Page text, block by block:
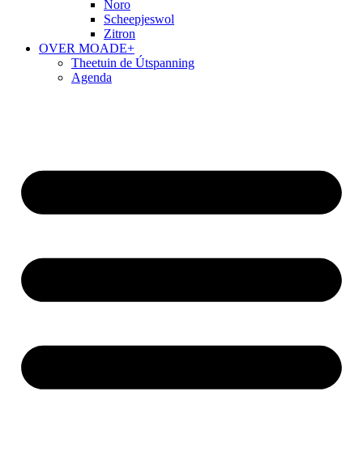
Noro
Scheepjeswol
Zitron
OVER MOADE+
Theetuin de Útspanning
Agenda